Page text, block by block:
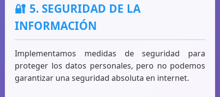
🔐 5. SEGURIDAD DE LA
INFORMACIÓN
Implementamos medidas de seguridad para
proteger los datos personales, pero no podemos
garantizar una seguridad absoluta en internet.